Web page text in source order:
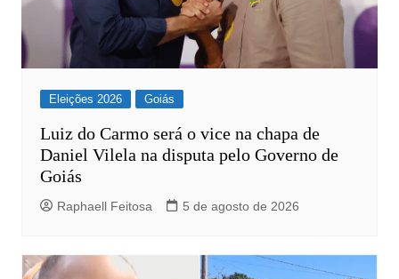
Eleições 2026 Goiás
Luiz do Carmo será o vice na chapa de
Daniel Vilela na disputa pelo Governo de
Goiás
Raphaell Feitosa 5 de agosto de 2026